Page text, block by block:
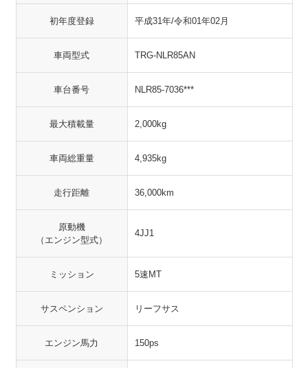
初年度登録 平成31年/令和01年02月
車両型式 TRG-NLR85AN
車台番号 NLR85-7036***
最大積載量 2,000kg
車両総重量 4,935kg
走行距離 36,000km
原動機
（エンジン型式）
4JJ1
ミッション 5速MT
サスペンション リーフサス
エンジン馬力 150ps